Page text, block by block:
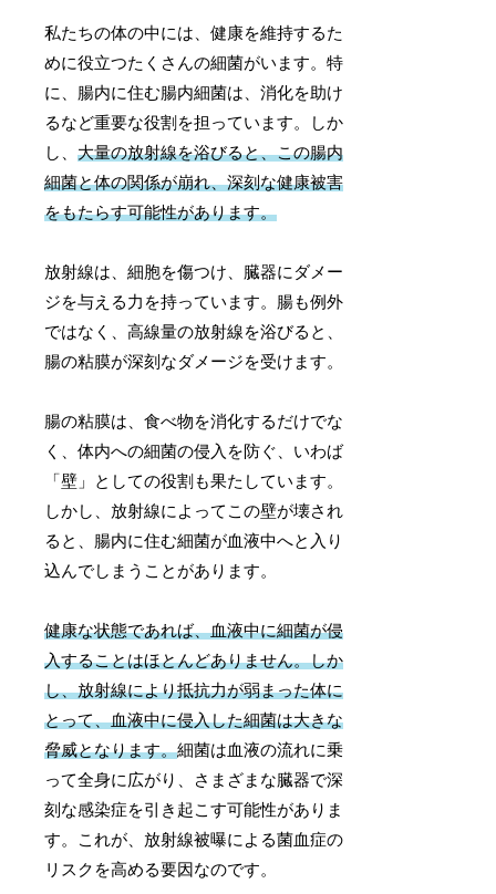
私たちの体の中には、健康を維持するた
めに役立つたくさんの細菌がいます。特
に、腸内に住む腸内細菌は、消化を助け
るなど重要な役割を担っています。しか
し、大量の放射線を浴びると、この腸内
細菌と体の関係が崩れ、深刻な健康被害
をもたらす可能性があります。
放射線は、細胞を傷つけ、臓器にダメー
ジを与える力を持っています。腸も例外
ではなく、高線量の放射線を浴びると、
腸の粘膜が深刻なダメージを受けます。
腸の粘膜は、食べ物を消化するだけでな
く、体内への細菌の侵入を防ぐ、いわば
「壁」としての役割も果たしています。
しかし、放射線によってこの壁が壊され
ると、腸内に住む細菌が血液中へと入り
込んでしまうことがあります。
健康な状態であれば、血液中に細菌が侵
入することはほとんどありません。しか
し、放射線により抵抗力が弱まった体に
とって、血液中に侵入した細菌は大きな
脅威となります。細菌は血液の流れに乗
って全身に広がり、さまざまな臓器で深
刻な感染症を引き起こす可能性がありま
す。これが、放射線被曝による菌血症の
リスクを高める要因なのです。